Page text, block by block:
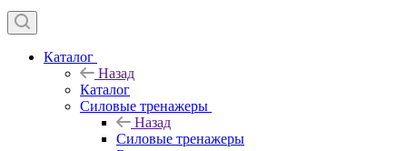
Каталог
Назад
Каталог
Силовые тренажеры
Назад
Силовые тренажеры